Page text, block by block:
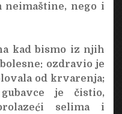
nego i
kad bismo iz njih
ozdravio je
od krvarenja;
je čistio,
selima i